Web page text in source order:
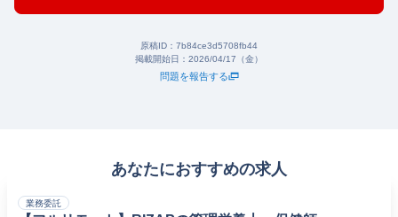
原稿ID： 7b84ce3d5708fb44
掲載開始日： 2026/04/17（金）
問題を報告する
あなたにおすすめの求人
業務委託